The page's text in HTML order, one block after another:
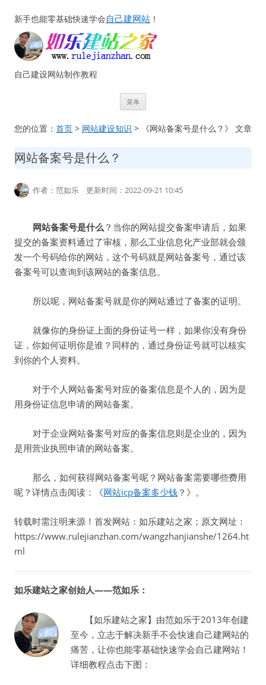
新手也能零基础快速学会自己建网站 ！
自己建设网站制作教程
菜单
文
您的位置： 首页 > 网站建设知识 > 《网站备案号是什么？》 文章
网站备案号是什么？
作者：范如乐 更新时间：2022-09-21 10:45
网站备案号是什么？当你的网站提交备案申请后，如果
提交的备案资料通过了审核，那么工业信息化产业部就会颁
发一个号码给你的网站，这个号码就是网站备案号，通过该
备案号可以查询到该网站的备案信息。
所以呢，网站备案号就是你的网站通过了备案的证明。
就像你的身份证上面的身份证号一样，如果你没有身份
证，你如何证明你是谁？同样的，通过身份证号就可以核实
到你的个人资料。
对于个人网站备案号对应的备案信息是个人的，因为是
用身份证信息申请的网站备案。
对于企业网站备案号对应的备案信息则是企业的，因为
是用营业执照申请的网站备案。
那么，如何获得网站备案号呢？网站备案需要哪些费用
呢？详情点击阅读：《网站icp备案多少钱 ？》。
转载时需注明来源！首发网站：如乐建站之家；原文网址：
https://www.rulejianzhan.com/wangzhanjianshe/1264.ht
ml
如乐建站之家创始人——范如乐：
【如乐建站之家】由范如乐于2013年创建
至今，立志于解决新手不会快速自己建网站的
痛苦，让你也能零基础快速学会自己建网站！
详细教程点击下图：